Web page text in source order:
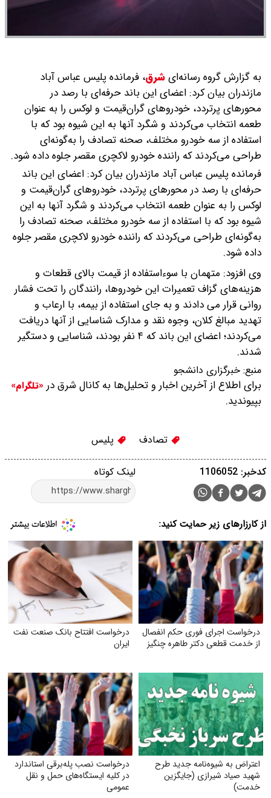
به گزارش گروه رسانه‌ایشرق، فرمانده پلیس عباس آباد
مازندران بیان کرد: اعضای این باند حرفه‌ای با رصد در
محورهای پرتردد، خودروهای گران‌قیمت و لوکس را به عنوان
طعمه انتخاب می‌کردند و شگرد آنها به این شیوه بود که با
استفاده از سه خودرو مختلف، صحنه تصادف را به‌گونه‌ای
طراحی می‌کردند که راننده خودرو لاکچری مقصر جلوه داده شود.
فرمانده پلیس عباس آباد مازندران بیان کرد: اعضای این باند
حرفه‌ای با رصد در محورهای پرتردد، خودروهای گران‌قیمت و
لوکس را به عنوان طعمه انتخاب می‌کردند و شگرد آنها به این
شیوه بود که با استفاده از سه خودرو مختلف، صحنه تصادف را
به‌گونه‌ای طراحی می‌کردند که راننده خودرو لاکچری مقصر جلوه
داده شود.
وی افزود: متهمان با سوءاستفاده از قیمت بالای قطعات و
هزینه‌های گزاف تعمیرات این خودروها، رانندگان را تحت فشار
روانی قرار می دادند و به جای استفاده از بیمه، با ارعاب و
تهدید مبالغ کلان، وجوه نقد و مدارک شناسایی از آنها دریافت
می‌کردند؛ اعضای این باند که ۴ نفر بودند، شناسایی و دستگیر
شدند.
منبع: خبرگزاری دانشجو
برای اطلاع از آخرین اخبار و تحلیل‌ها به کانال شرق در «تلگرام»
بپیوندید.
تصادف پلیس
لینک کوتاه کدخبر: 1106052
از کارزارهای زیر حمایت کنید:
درخواست اجرای فوری حکم انفصال
از خدمت قطعی دکتر طاهره چنگیز
درخواست افتتاح بانک صنعت نفت
ایران
اعتراض به شیوه‌نامه جدید طرح
شهید صیاد شیرازی (جایگزین
خدمت)
درخواست نصب پله‌برقی استاندارد
در کلیه ایستگاه‌های حمل‌ و نقل
عمومی